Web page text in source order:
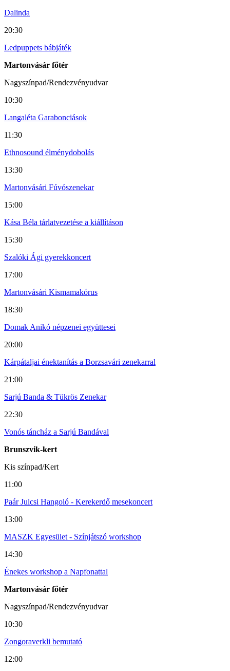
Dalinda
20:30
Ledpuppets bábjáték
Martonvásár főtér
Nagyszínpad/Rendezvényudvar
10:30
Langaléta Garabonciások
11:30
Ethnosound élménydobolás
13:30
Martonvásári Fúvószenekar
15:00
Kása Béla tárlatvezetése a kiállításon
15:30
Szalóki Ági gyerekkoncert
17:00
Martonvásári Kismamakórus
18:30
Domak Anikó népzenei együttesei
20:00
Kárpátaljai énektanítás a Borzsavári zenekarral
21:00
Sarjú Banda & Tükrös Zenekar
22:30
Vonós táncház a Sarjú Bandával
Brunszvik-kert
Kis színpad/Kert
11:00
Paár Julcsi Hangoló - Kerekerdő mesekoncert
13:00
MASZK Egyesület - Színjátszó workshop
14:30
Énekes workshop a Napfonattal
Martonvásár főtér
Nagyszínpad/Rendezvényudvar
10:30
Zongoraverkli bemutató
12:00